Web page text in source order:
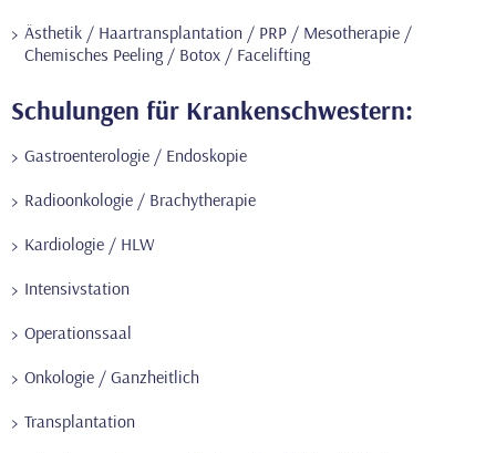
Ästhetik / Haartransplantation / PRP / Mesotherapie /
Chemisches Peeling / Botox / Facelifting
Schulungen für Krankenschwestern:
Gastroenterologie / Endoskopie
Radioonkologie / Brachytherapie
Kardiologie / HLW
Intensivstation
Operationssaal
Onkologie / Ganzheitlich
Transplantation